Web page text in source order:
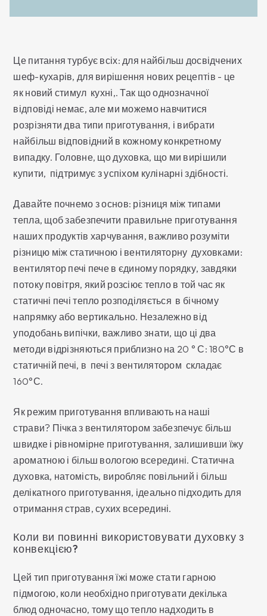
Це питання турбує всіх: для найбільш досвідчених
шеф-кухарів, для вирішення нових рецептів - це
як новий стимул кухні,. Так що однозначної
відповіді немає, але ми можемо навчитися
розрізняти два типи приготування, і вибрати
найбільш відповідний в кожному конкретному
випадку. Головне, що духовка, що ми вирішили
купити, підтримує з успіхом кулінарні здібності.
Давайте почнемо з основ: різниця між типами
тепла, щоб забезпечити правильне приготування
наших продуктів харчування, важливо розуміти
різницю між статичною і вентиляторну духовками:
вентилятор печі пече в єдиному порядку, завдяки
потоку повітря, який розсіює тепло в той час як
статичні печі тепло розподіляється в бічному
напрямку або вертикально. Незалежно від
уподобань випічки, важливо знати, що ці два
методи відрізняються приблизно на 20 ° С: 180°С в
статичній печі, в печі з вентилятором складає
160°С.
Як режим приготування впливають на наші
страви? Пічка з вентилятором забезпечує більш
швидке і рівномірне приготування, залишивши їжу
ароматною і більш вологою всередині. Статична
духовка, натомість, виробляє повільний і більш
делікатного приготування, ідеально підходить для
отримання страв, сухих всередині.
Коли ви повинні використовувати духовку з
конвекцією?
Цей тип приготування їжі може стати гарною
підмогою, коли необхідно приготувати декілька
блюд одночасно, тому що тепло надходить в